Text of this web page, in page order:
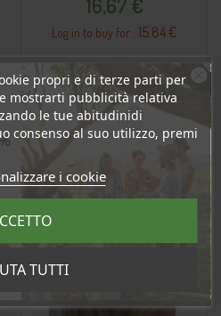
16,67 €
Log in to buy for : 15.84 €
Aggiungi Al Carrello
INGROSSO
INGROSSO
INGROSSO
propri e di terze parti per
mostrarti pubblicità relativa
le tue abitudinidi
consenso al suo utilizzo, premi
i cookie
TUTTI